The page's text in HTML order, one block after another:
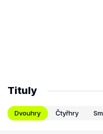
Tituly
Dvouhry Čtyřhry